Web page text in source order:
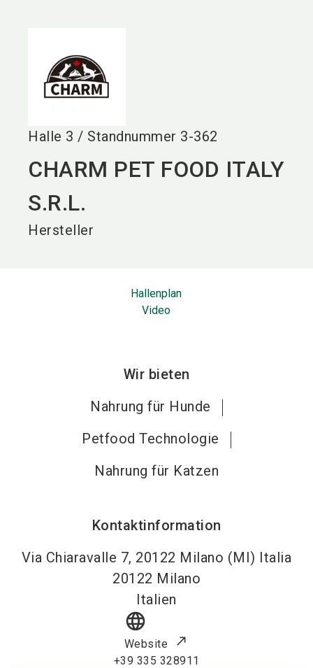
Halle 3 / Standnummer 3-362
CHARM PET FOOD ITALY
S.R.L.
Hersteller
Hallenplan
Video
Wir bieten
Nahrung für Hunde
Petfood Technologie
Nahrung für Katzen
Kontaktinformation
Via Chiaravalle 7, 20122 Milano (MI) Italia
20122 Milano
Italien
language
Website
+39 335 328911